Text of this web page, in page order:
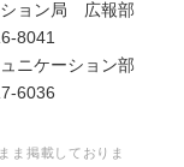
ョン局 広報部
ニケーション部
ま掲載しておりま